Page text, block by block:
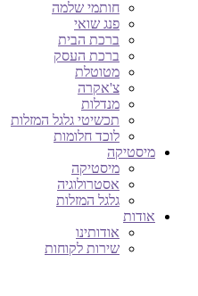
חותמי שלמה
פנג שואי
ברכת הבית
ברכת העסק
מטוטלת
צ'אקרה
מנדלות
תכשיטי גלגל המזלות
לוכד חלומות
מיסטיקה
מיסטיקה
אסטרולוגיה
גלגל המזלות
אודות
אודותינו
שירות לקוחות